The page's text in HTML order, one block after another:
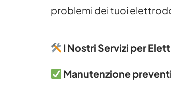
problemi dei tuoi
I Nostri Servizi per
Manutenzione